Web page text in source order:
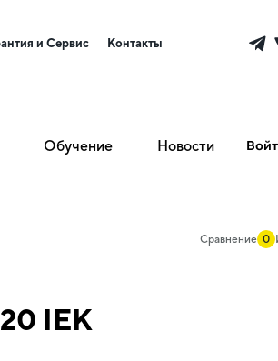
и Сервис Контакты
Обучение Новости
Сравнение 0
IEK